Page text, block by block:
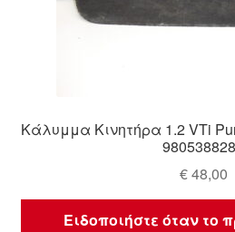
Κάλυμμα Κινητήρα 1.2 VTi
€48,00
Ειδοποιήστε όταν το